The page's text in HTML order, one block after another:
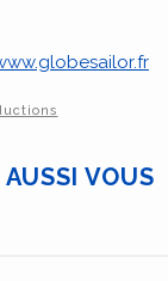
VOUS